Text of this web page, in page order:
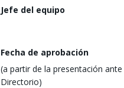
Jefe del equipo
Fecha de aprobación
(a partir de la presentación ante
Directorio)